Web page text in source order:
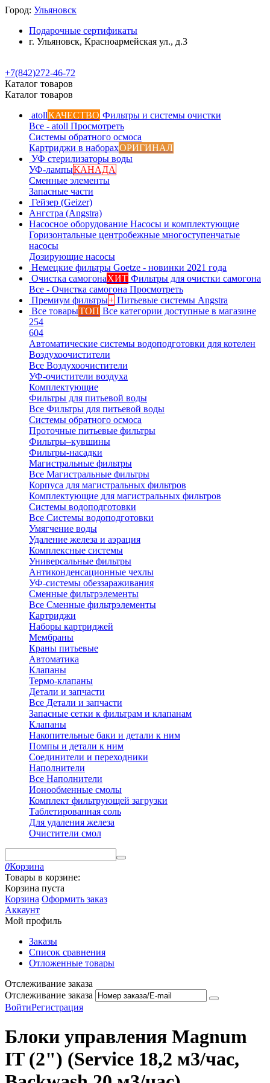
Город: Ульяновск
Подарочные сертификаты
г. Ульяновск, Красноармейская ул., д.3
+7(842)272-46-72
Каталог товаров
Каталог товаров
atollКАЧЕСТВО Фильтры и системы очистки
Все - atoll Просмотреть
Системы обратного осмоса
Картриджи в наборахОРИГИНАЛ
УФ стерилизаторы воды
УФ-лампыКАНАДА
Сменные элементы
Запасные части
Гейзер (Geizer)
Ангстра (Angstra)
Насосное оборудование Насосы и комплектующие
Горизонтальные центробежные многоступенчатые
насосы
Дозирующие насосы
Немецкие фильтры Goetze - новинки 2021 года
Очистка самогонаХИТ Фильтры для очистки самогона
Все - Очистка самогона Просмотреть
Премиум фильтры+ Питьевые системы Angstra
Все товарыТОП Все категории доступные в магазине
254
604
Автоматические системы водоподготовки для котелен
Воздухоочистители
Все Воздухоочистители
УФ-очистители воздуха
Комплектующие
Фильтры для питьевой воды
Все Фильтры для питьевой воды
Системы обратного осмоса
Проточные питьевые фильтры
Фильтры–кувшины
Фильтры-насадки
Магистральные фильтры
Все Магистральные фильтры
Корпуса для магистральных фильтров
Комплектующие для магистральных фильтров
Системы водоподготовки
Все Системы водоподготовки
Умягчение воды
Удаление железа и аэрация
Комплексные системы
Универсальные фильтры
Антиконденсационные чехлы
УФ-системы обеззараживания
Сменные фильтрэлементы
Все Сменные фильтрэлементы
Картриджи
Наборы картриджей
Мембраны
Краны питьевые
Автоматика
Клапаны
Термо-клапаны
Детали и запчасти
Все Детали и запчасти
Запасные сетки к фильтрам и клапанам
Клапаны
Накопительные баки и детали к ним
Помпы и детали к ним
Соединители и переходники
Наполнители
Все Наполнители
Ионообменные смолы
Комплект фильтрующей загрузки
Таблетированная соль
Для удаления железа
Очистители смол
0Корзина
Товары в корзине:
Корзина пуста
Корзина Оформить заказ
Аккаунт
Мой профиль
Заказы
Список сравнения
Отложенные товары
Отслеживание заказа
Отслеживание заказа
ВойтиРегистрация
Блоки управления Magnum
IT (2") (Service 18,2 м3/час,